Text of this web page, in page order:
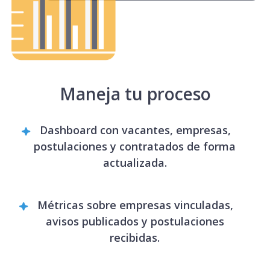
Maneja tu proceso
Dashboard con vacantes, empresas,
postulaciones y contratados de forma
actualizada.
Métricas sobre empresas vinculadas,
avisos publicados y postulaciones
recibidas.